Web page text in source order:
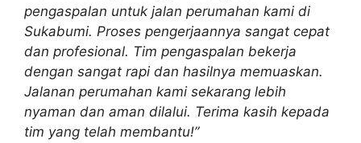
pengaspalan untuk jalan perumahan kami di
Sukabumi. Proses pengerjaannya sangat cepat
dan profesional. Tim pengaspalan bekerja
dengan sangat rapi dan hasilnya memuaskan.
Jalanan perumahan kami sekarang lebih
nyaman dan aman dilalui. Terima kasih kepada
tim yang telah membantu!”